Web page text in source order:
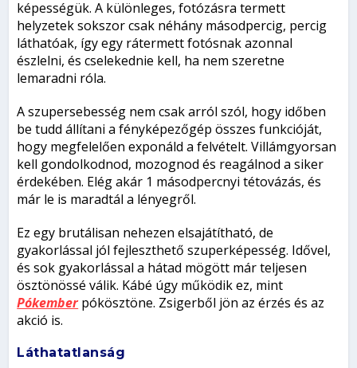
képességük. A különleges, fotózásra termett
helyzetek sokszor csak néhány másodpercig, percig
láthatóak, így egy rátermett fotósnak azonnal
észlelni, és cselekednie kell, ha nem szeretne
lemaradni róla.
A szupersebesség nem csak arról szól, hogy időben
be tudd állítani a fényképezőgép összes funkcióját,
hogy megfelelően exponáld a felvételt. Villámgyorsan
kell gondolkodnod, mozognod és reagálnod a siker
érdekében. Elég akár 1 másodpercnyi tétovázás, és
már le is maradtál a lényegről.
Ez egy brutálisan nehezen elsajátítható, de
gyakorlással jól fejleszthető szuperképesség. Idővel,
és sok gyakorlással a hátad mögött már teljesen
ösztönössé válik. Kábé úgy működik ez, mint
Pókemberpókösztöne. Zsigerből jön az érzés és az
akció is.
Láthatatlanság